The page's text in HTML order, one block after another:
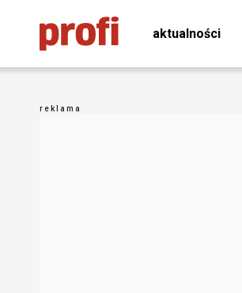
aktualności